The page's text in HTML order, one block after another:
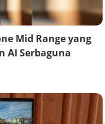
Mid Range yang
AI Serbaguna